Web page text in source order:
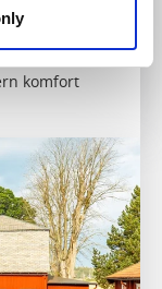
komfort